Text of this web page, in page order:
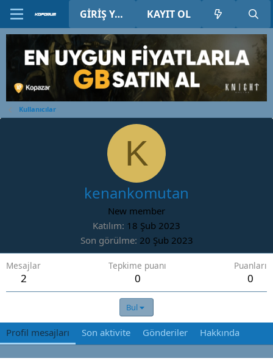
GIRIŞ YAP KAYIT OL
Kullanıcılar
K
kenankomutan
New member
Katılım 18 Şub 2023
Son görülme 20 Şub 2023
Mesajlar
2
Tepkime puanı
0
Puanları
0
Bul
Profil mesajları Son aktivite Gönderiler Hakkında